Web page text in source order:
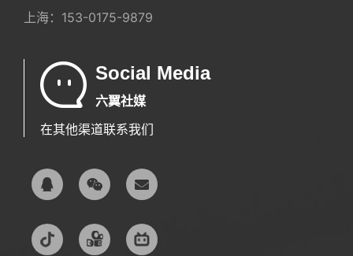
上海： 153-0175-9879
Social Media
六翼社媒
在其他渠道联系我们